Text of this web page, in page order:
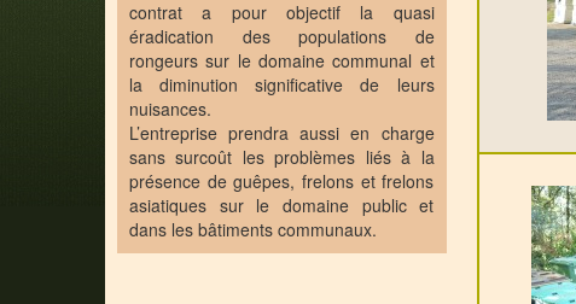
contrat a pour objectif la quasi
éradication des populations de
rongeurs sur le domaine communal et
la diminution significative de leurs
nuisances.
L’entreprise prendra aussi en charge
sans surcoût les problèmes liés à la
présence de guêpes, frelons et frelons
asiatiques sur le domaine public et
dans les bâtiments communaux.